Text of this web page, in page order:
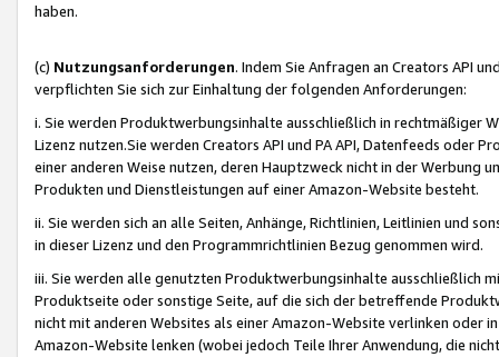
haben.
(c) Nutzungsanforderungen. Indem Sie Anfragen an Creators API
verpflichten Sie sich zur Einhaltung der folgenden Anforderungen:
i. Sie werden Produktwerbungsinhalte ausschließlich in rechtmäßiger
Lizenz nutzen.Sie werden Creators API und PA API, Datenfeeds oder
einer anderen Weise nutzen, deren Hauptzweck nicht in der Werbung
Produkten und Dienstleistungen auf einer Amazon-Website besteht.
ii. Sie werden sich an alle Seiten, Anhänge, Richtlinien, Leitlinien und
in dieser Lizenz und den Programmrichtlinien Bezug genommen wird.
iii. Sie werden alle genutzten Produktwerbungsinhalte ausschließlich
Produktseite oder sonstige Seite, auf die sich der betreffende
nicht mit anderen Websites als einer Amazon-Website verlinken oder
Amazon-Website lenken (wobei jedoch Teile Ihrer Anwendung, die